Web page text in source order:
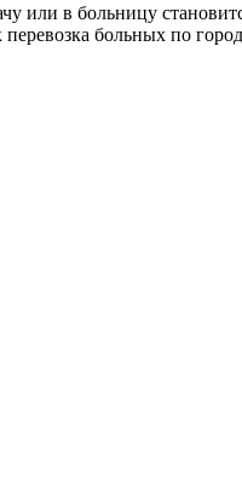
или в больницу
больных по